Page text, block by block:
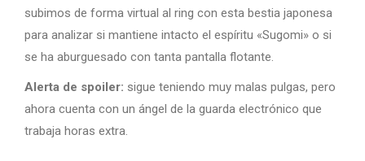
subimos de forma virtual al ring con esta bestia japonesa
para analizar si mantiene intacto el espíritu «Sugomi» o si
se ha aburguesado con tanta pantalla flotante.
Alerta de spoiler: sigue teniendo muy malas pulgas, pero
ahora cuenta con un ángel de la guarda electrónico que
trabaja horas extra.